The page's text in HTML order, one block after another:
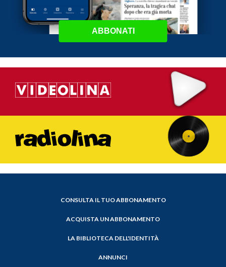
ABBONATI
CONSULTA IL TUO ABBONAMENTO
ACQUISTA UN ABBONAMENTO
LA BIBLIOTECA DELL'IDENTITÀ
ANNUNCI